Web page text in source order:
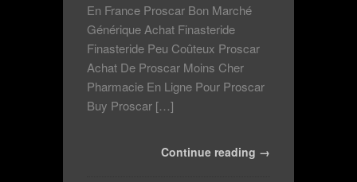
En France Proscar Bon Marché
Générique Achat Finasteride
Finasteride Peu Coûteux Proscar
Achat De Proscar Moins Cher
Pharmacie En Ligne Pour Proscar
Buy Proscar […]
Continue reading →